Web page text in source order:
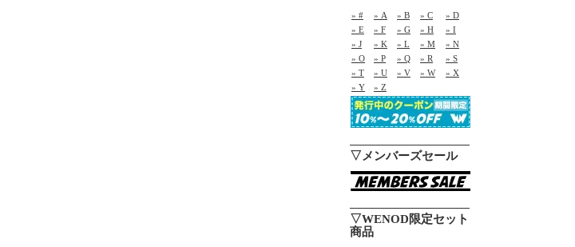
» # » A » B » C
» D
» E
» F » G » H
» I
» J
» K » L » M
» N
» O
» P » Q » R
» S
» T
» U » V » W
» X
» Y
» Z
▽メンバーズセール
▽WENOD限定セット
商品